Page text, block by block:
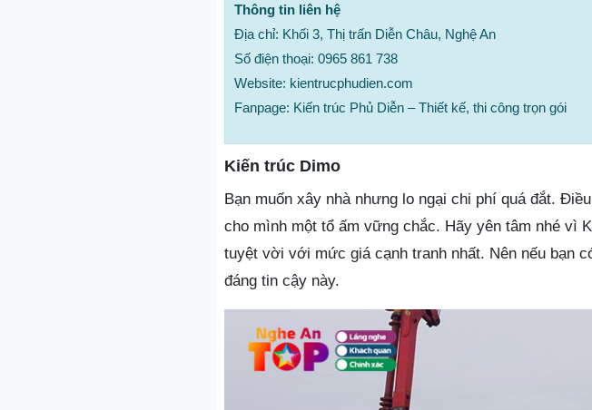
Thông tin liên hệ
Địa chỉ: Khối 3, Thị trấn Diễn Châu, Nghệ An
Số điện thoại: 0965 861 738
Website: kientrucphudien.com
Fanpage: Kiến trúc Phủ Diễn – Thiết kế, thi công trọn gói
Kiến trúc Dimo
Bạn muốn xây nhà nhưng lo ngại chi phí quá đắt.
cho mình một tổ ấm vững chắc. Hãy yên tâm nhé vì
tuyệt vời với mức giá cạnh tranh nhất. Nên nếu bạn
đáng tin cậy này.